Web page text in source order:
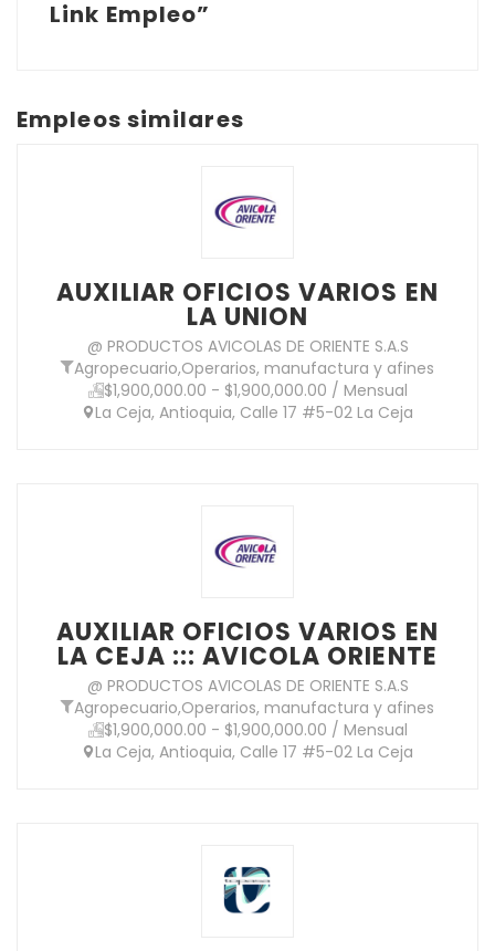
Link Empleo”
Empleos similares
AUXILIAR OFICIOS VARIOS EN
LA UNION
@ PRODUCTOS AVICOLAS DE ORIENTE S.A.S
Agropecuario,Operarios, manufactura y afines
$1,900,000.00 - $1,900,000.00 / Mensual
La Ceja, Antioquia, Calle 17 #5-02 La Ceja
AUXILIAR OFICIOS VARIOS EN
LA CEJA ::: AVICOLA ORIENTE
@ PRODUCTOS AVICOLAS DE ORIENTE S.A.S
Agropecuario,Operarios, manufactura y afines
$1,900,000.00 - $1,900,000.00 / Mensual
La Ceja, Antioquia, Calle 17 #5-02 La Ceja